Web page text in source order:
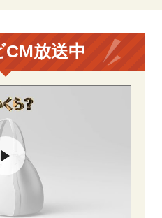
CM放送中